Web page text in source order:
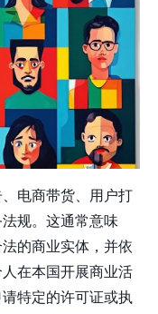
电商带货、用户打
规。这通常意味
的商业实体，并依
在本国开展商业活
特定的许可证或执